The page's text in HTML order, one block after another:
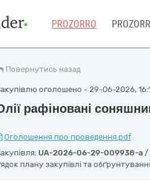
PROZORRO
Повернутись назад
оголошено - 29-06-2026,
рафіновані
Оголошення про проведення.pdf
UA-2026-06-29-009938-a /
плану закупівлі та